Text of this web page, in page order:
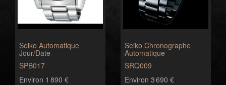
Seiko Automatique
Jour/Date
SPB017
Environ 1 890 €
Seiko Chronographe
Automatique
SRQ009
Environ 3 690 €